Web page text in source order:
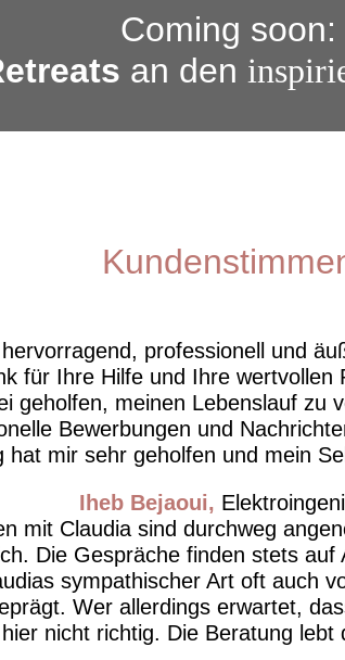
Coming soon:
an den
professionell und
für Ihre Hilfe und Ihre wertvollen
geholfen, meinen Lebenslauf zu
Bewerbungen und
hat mir sehr geholfen und mein
Iheb Bejaoui
mit Claudia sind durchweg
Die Gespräche finden stets auf
sympathischer Art oft auch
Wer allerdings erwartet,
nicht richtig. Die Beratung lebt